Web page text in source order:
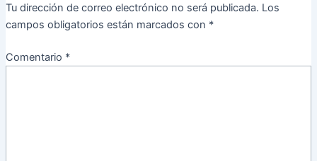
Tu dirección de correo electrónico no será publicada. Los
campos obligatorios están marcados con *
Comentario *